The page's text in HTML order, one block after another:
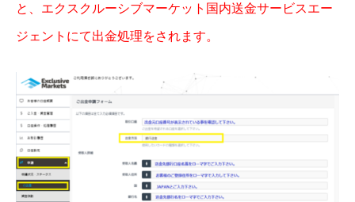
と、エクスクルーシブマーケット国内送金サービスエー
ジェントにて出金処理をされます。